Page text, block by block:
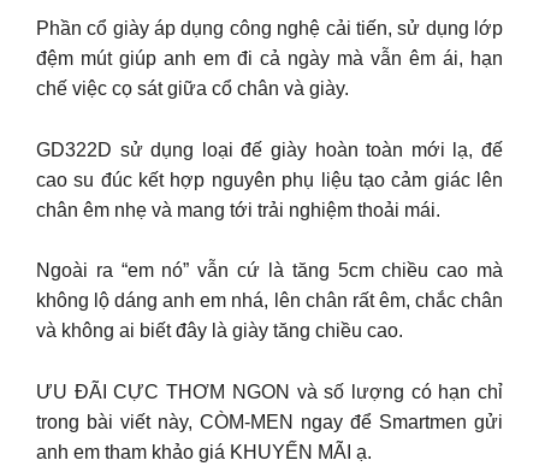
Phần cổ giày áp dụng công nghệ cải tiến, sử dụng lớp
đệm mút giúp anh em đi cả ngày mà vẫn êm ái, hạn
chế việc cọ sát giữa cổ chân và giày.
GD322D sử dụng loại đế giày hoàn toàn mới lạ, đế
cao su đúc kết hợp nguyên phụ liệu tạo cảm giác lên
chân êm nhẹ và mang tới trải nghiệm thoải mái.
Ngoài ra “em nó” vẫn cứ là tăng 5cm chiều cao mà
không lộ dáng anh em nhá, lên chân rất êm, chắc chân
và không ai biết đây là giày tăng chiều cao.
ƯU ĐÃI CỰC THƠM NGON và số lượng có hạn chỉ
trong bài viết này, CÒM-MEN ngay để Smartmen gửi
anh em tham khảo giá KHUYẾN MÃI ạ.